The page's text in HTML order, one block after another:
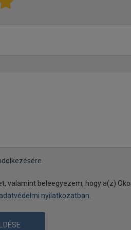
valamint beleegyezem, hogy a(z)
adatvédelmi nyilatkozatban